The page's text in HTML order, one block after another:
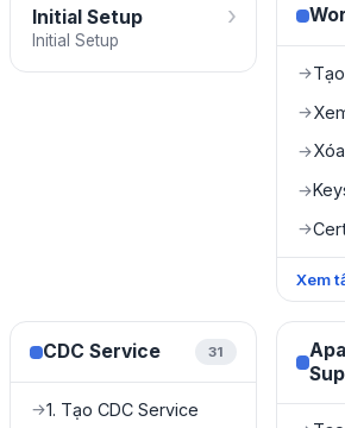
Initial Setup
Initial Setup
›
→
→
→
→
→
Xem
CDC Service 31
→1. Tạo CDC Service